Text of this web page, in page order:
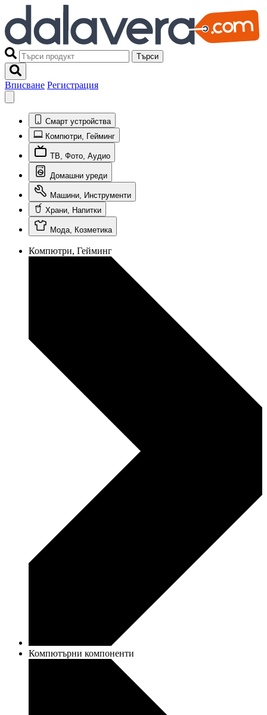
Търси
Вписване Регистрация
Смарт устройства
Компютри, Гейминг
ТВ, Фото, Аудио
Домашни уреди
Машини, Инструменти
Храни, Напитки
Мода, Козметика
Компютри, Гейминг
Компютърни компоненти